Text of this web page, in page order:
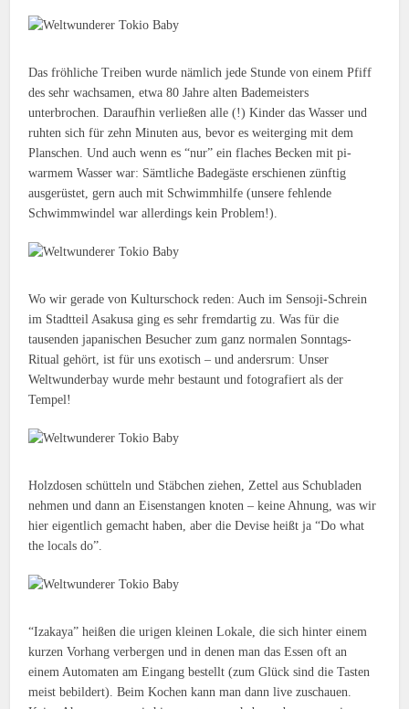
Das fröhliche Treiben wurde nämlich jede Stunde von einem Pfiff
des sehr wachsamen, etwa 80 Jahre alten Bademeisters
unterbrochen. Daraufhin verließen alle (!) Kinder das Wasser und
ruhten sich für zehn Minuten aus, bevor es weiterging mit dem
Planschen. Und auch wenn es “nur” ein flaches Becken mit pi-
warmem Wasser war: Sämtliche Badegäste erschienen zünftig
ausgerüstet, gern auch mit Schwimmhilfe (unsere fehlende
Schwimmwindel war allerdings kein Problem!).
Wo wir gerade von Kulturschock reden: Auch im Sensoji-Schrein
im Stadtteil Asakusa ging es sehr fremdartig zu. Was für die
tausenden japanischen Besucher zum ganz normalen Sonntags-
Ritual gehört, ist für uns exotisch – und andersrum: Unser
Weltwunderbay wurde mehr bestaunt und fotografiert als der
Tempel!
Holzdosen schütteln und Stäbchen ziehen, Zettel aus Schubladen
nehmen und dann an Eisenstangen knoten – keine Ahnung, was wir
hier eigentlich gemacht haben, aber die Devise heißt ja “Do what
the locals do”.
“Izakaya” heißen die urigen kleinen Lokale, die sich hinter einem
kurzen Vorhang verbergen und in denen man das Essen oft an
einem Automaten am Eingang bestellt (zum Glück sind die Tasten
meist bebildert). Beim Kochen kann man dann live zuschauen.